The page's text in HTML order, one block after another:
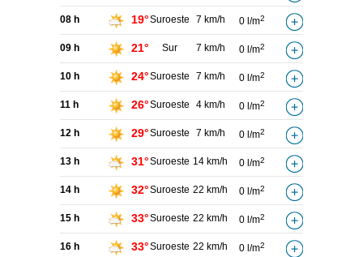
08 h 19°Suroeste 7 km/h 0 l/m2
09 h 21° Sur 7 km/h 0 l/m2
10 h 24°Suroeste 7 km/h 0 l/m2
11 h 26°Suroeste 4 km/h 0 l/m2
12 h 29°Suroeste 7 km/h 0 l/m2
13 h 31°Suroeste 14 km/h 0 l/m2
14 h 32°Suroeste 22 km/h 0 l/m2
15 h 33°Suroeste 22 km/h 0 l/m2
16 h 33°Suroeste 22 km/h 0 l/m2